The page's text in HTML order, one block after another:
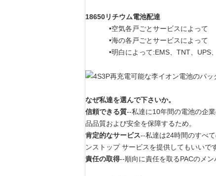
18650リチウム電池配達
•空気各戸ごとサービスによって
•海の各戸ごとサービスによって
•明白によって:EMS、TNT、UPS
なぜ私達を選んで下さいか。
信頼できる質--私達に10年間の電池の企
品品質および安全を保障するため。
肯定的なサービス--私達は24時間のすべ
ンストップ サービスを提供してもいいで
責任の取得--順向に責任を取るPACのメ